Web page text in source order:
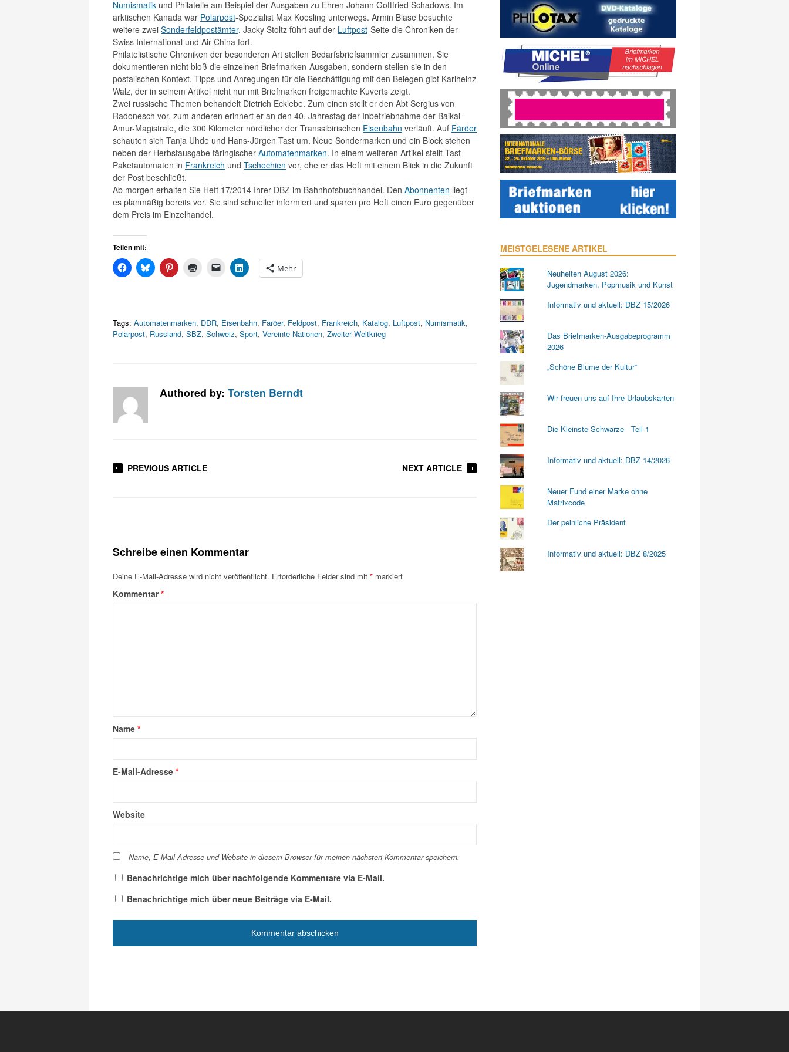
Numismatik und Philatelie am Beispiel der Ausgaben zu Ehren Johann Gottfried Schadows. Im
arktischen Kanada war Polarpost-Spezialist Max Koesling unterwegs. Armin Blase besuchte
weitere zwei Sonderfeldpostämter. Jacky Stoltz führt auf der Luftpost-Seite die Chroniken der
Swiss International und Air China fort.
Philatelistische Chroniken der besonderen Art stellen Bedarfsbriefsammler zusammen. Sie
dokumentieren nicht bloß die einzelnen Briefmarken-Ausgaben, sondern stellen sie in den
postalischen Kontext. Tipps und Anregungen für die Beschäftigung mit den Belegen gibt Karlheinz
Walz, der in seinem Artikel nicht nur mit Briefmarken freigemachte Kuverts zeigt.
Zwei russische Themen behandelt Dietrich Ecklebe. Zum einen stellt er den Abt Sergius von
Radonesch vor, zum anderen erinnert er an den 40. Jahrestag der Inbetriebnahme der Baikal-
Amur-Magistrale, die 300 Kilometer nördlicher der Transsibirischen Eisenbahn verläuft. Auf Färöer
schauten sich Tanja Uhde und Hans-Jürgen Tast um. Neue Sondermarken und ein Block stehen
neben der Herbstausgabe färingischer Automatenmarken. In einem weiteren Artikel stellt Tast
Paketautomaten in Frankreich und Tschechien vor, ehe er das Heft mit einem Blick in die Zukunft
der Post beschließt.
Ab morgen erhalten Sie Heft 17/2014 Ihrer DBZ im Bahnhofsbuchhandel. Den Abonnenten liegt
es planmäßig bereits vor. Sie sind schneller informiert und sparen pro Heft einen Euro gegenüber
dem Preis im Einzelhandel.
Teilen mit:
Mehr
Tags: Automatenmarken, DDR, Eisenbahn, Färöer, Feldpost, Frankreich, Katalog, Luftpost, Numismatik,
Polarpost, Russland, SBZ, Schweiz, Sport, Vereinte Nationen, Zweiter Weltkrieg
Authored by: Torsten Berndt
PREVIOUS ARTICLE NEXT ARTICLE
Schreibe einen Kommentar
Deine E-Mail-Adresse wird nicht veröffentlicht. Erforderliche Felder sind mit * markiert
Kommentar*
Name *
E-Mail-Adresse *
Website
Name, E-Mail-Adresse und Website in diesem Browser für meinen nächsten Kommentar speichern.
Benachrichtige mich über nachfolgende Kommentare via E-Mail.
Benachrichtige mich über neue Beiträge via E-Mail.
MEISTGELESENE ARTIKEL
Neuheiten August 2026:
Jugendmarken, Popmusik und Kunst
Informativ und aktuell: DBZ 15/2026
Das Briefmarken-Ausgabeprogramm
2026
„Schöne Blume der Kultur“
Wir freuen uns auf Ihre Urlaubskarten
Die Kleinste Schwarze - Teil 1
Informativ und aktuell: DBZ 14/2026
Neuer Fund einer Marke ohne
Matrixcode
Der peinliche Präsident
Informativ und aktuell: DBZ 8/2025